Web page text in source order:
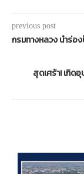
previous post
กรมทางหลวง นำร่อ
สุดเศร้า! เกิด